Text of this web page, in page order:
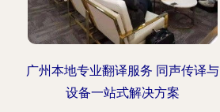
广州本地专业翻译服务 同声传译与
设备一站式解决方案